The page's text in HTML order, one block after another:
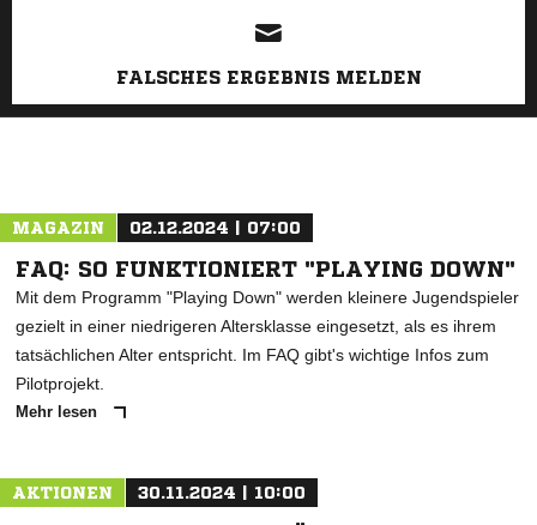
FALSCHES ERGEBNIS MELDEN
MAGAZIN 02.12.2024 | 07:00
FAQ: SO FUNKTIONIERT "PLAYING DOWN"
Mit dem Programm "Playing Down" werden kleinere Jugendspieler
gezielt in einer niedrigeren Altersklasse eingesetzt, als es ihrem
tatsächlichen Alter entspricht. Im FAQ gibt's wichtige Infos zum
Pilotprojekt.
Mehr lesen
AKTIONEN 30.11.2024 | 10:00